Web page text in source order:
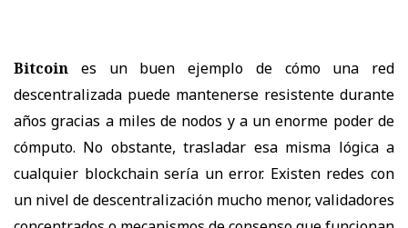
Bitcoin es un buen ejemplo de cómo una red
descentralizada puede mantenerse resistente durante
años gracias a miles de nodos y a un enorme poder de
cómputo. No obstante, trasladar esa misma lógica a
cualquier blockchain sería un error. Existen redes con
un nivel de descentralización mucho menor, validadores